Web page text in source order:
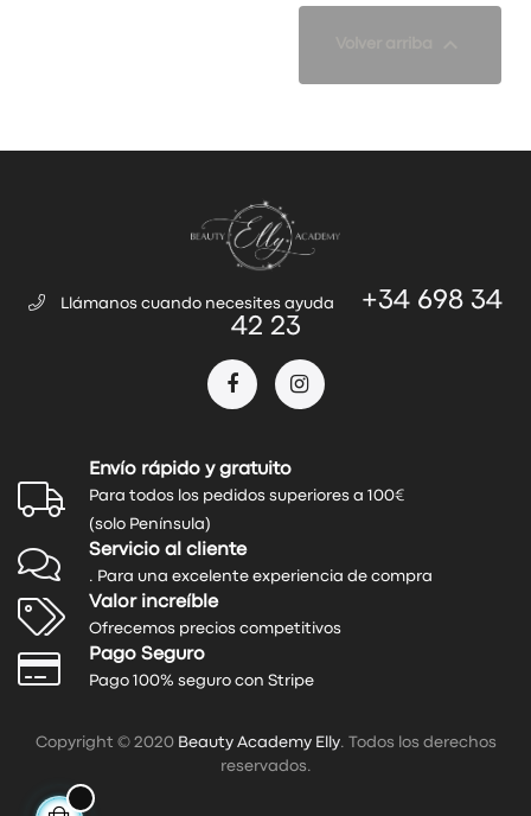
Llámanos cuando necesites ayuda
+34 698 34
42 23
Envío rápido y gratuito
Para todos los pedidos superiores a 100€
(solo Península)
Servicio al cliente
. Para una excelente experiencia de compra
Valor increíble
Ofrecemos precios competitivos
Pago Seguro
Pago 100% seguro con Stripe
Copyright © 2020 Beauty Academy Elly. Todos los derechos
reservados.